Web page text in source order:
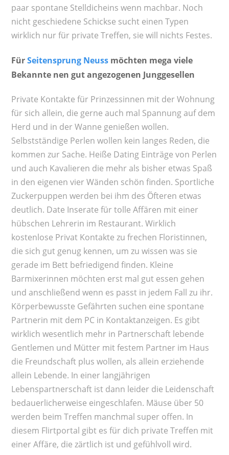
paar spontane Stelldicheins wenn machbar. Noch
nicht geschiedene Schickse sucht einen Typen
wirklich nur für private Treffen, sie will nichts Festes.
FürSeitensprung Neussmöchten mega viele
Bekannte nen gut angezogenen Junggesellen
Private Kontakte für Prinzessinnen mit der Wohnung
für sich allein, die gerne auch mal Spannung auf dem
Herd und in der Wanne genießen wollen.
Selbstständige Perlen wollen kein langes Reden, die
kommen zur Sache. Heiße Dating Einträge von Perlen
und auch Kavalieren die mehr als bisher etwas Spaß
in den eigenen vier Wänden schön finden. Sportliche
Zuckerpuppen werden bei ihm des Öfteren etwas
deutlich. Date Inserate für tolle Affären mit einer
hübschen Lehrerin im Restaurant. Wirklich
kostenlose Privat Kontakte zu frechen Floristinnen,
die sich gut genug kennen, um zu wissen was sie
gerade im Bett befriedigend finden. Kleine
Barmixerinnen möchten erst mal gut essen gehen
und anschließend wenn es passt in jedem Fall zu ihr.
Körperbewusste Gefährten suchen eine spontane
Partnerin mit dem PC in Kontaktanzeigen. Es gibt
wirklich wesentlich mehr in Partnerschaft lebende
Gentlemen und Mütter mit festem Partner im Haus
die Freundschaft plus wollen, als allein erziehende
allein Lebende. In einer langjährigen
Lebenspartnerschaft ist dann leider die Leidenschaft
bedauerlicherweise eingeschlafen. Mäuse über 50
werden beim Treffen manchmal super offen. In
diesem Flirtportal gibt es für dich private Treffen mit
einer Affäre, die zärtlich ist und gefühlvoll wird.